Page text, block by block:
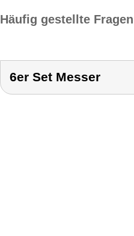
Häufig gestellte
6er Set Messer